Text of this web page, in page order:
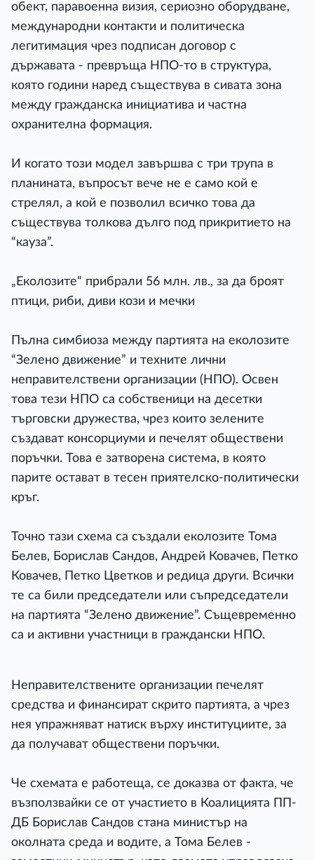
обект, паравоенна визия, сериозно оборудване,
международни контакти и политическа
легитимация чрез подписан договор с
държавата - превръща НПО-то в структура,
която години наред съществува в сивата зона
между гражданска инициатива и частна
охранителна формация.
И когато този модел завършва с три трупа в
планината, въпросът вече не е само кой е
стрелял, а кой е позволил всичко това да
съществува толкова дълго под прикритието на
“кауза”.
„Еколозите“ прибрали 56 млн. лв., за да броят
птици, риби, диви кози и мечки
Пълна симбиоза между партията на еколозите
“Зелено движение” и техните лични
неправителствени организации (НПО). Освен
това тези НПО са собственици на десетки
търговски дружества, чрез които зелените
създават консорциуми и печелят обществени
поръчки. Това е затворена система, в която
парите остават в тесен приятелско-политически
кръг.
Точно тази схема са създали еколозите Тома
Белев, Борислав Сандов, Андрей Ковачев, Петко
Ковачев, Петко Цветков и редица други. Всички
те са били председатели или съпредседатели
на партията “Зелено движение”. Същевременно
са и активни участници в граждански НПО.
Неправителствените организации печелят
средства и финансират скрито партията, а чрез
нея упражняват натиск върху институциите, за
да получават обществени поръчки.
Че схемата е работеща, се доказва от факта, че
възползвайки се от участието в Коалицията ПП-
ДБ Борислав Сандов стана министър на
околната среда и водите, а Тома Белев -